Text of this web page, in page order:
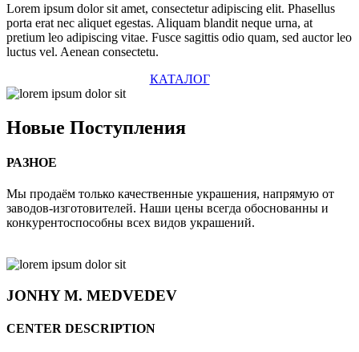
Lorem ipsum dolor sit amet, consectetur adipiscing elit. Phasellus
porta erat nec aliquet egestas. Aliquam blandit neque urna, at
pretium leo adipiscing vitae. Fusce sagittis odio quam, sed auctor leo
luctus vel. Aenean consectetu.
КАТАЛОГ
Новые Поступления
РАЗНОЕ
Мы продаём только качественные украшения, напрямую от
заводов-изготовителей. Наши цены всегда обоснованны и
конкурентоспособны всех видов украшений.
JONHYM. MEDVEDEV
CENTER DESCRIPTION